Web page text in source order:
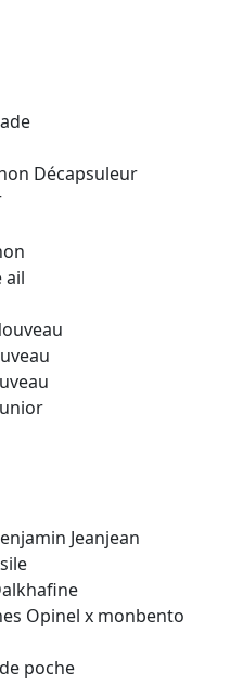
Décapsuleur
ail
Jeanjean
Opinel x monbento
poche